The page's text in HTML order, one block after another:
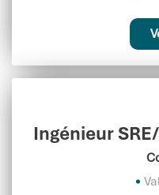
Ingénieur